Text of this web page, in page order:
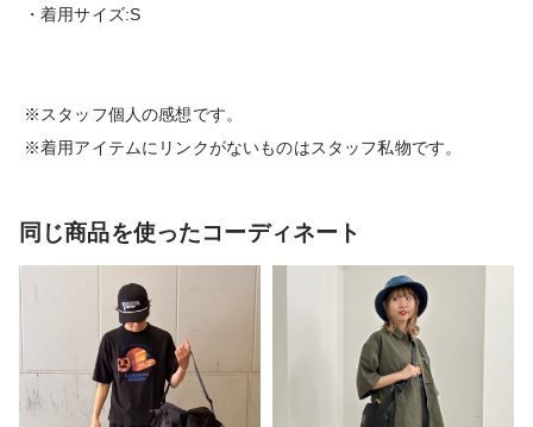
・着用サイズ:S
※スタッフ個人の感想です。
※着用アイテムにリンクがないものはスタッフ私物です。
同じ商品を使ったコーディネート